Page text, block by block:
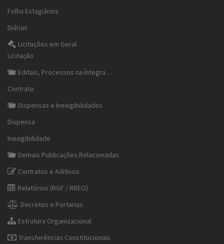
Folha Estagiários
Diárias
Licitações em Geral
Licitação
Editais, Processos na íntegra…
Contrato
Dispensas e Inexigibilidades
Dispensa
Inexigibilidade
Demais Publicações Relacionadas
Contratos e Aditivos
Relatórios (RGF / RREO)
Decretos e Portarias
Estrutura Organizacional
Transferências Constitucionais